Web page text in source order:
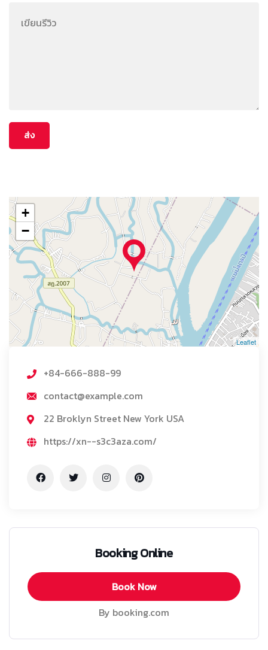
+
−
Leaflet
+84-666-888-99
contact@example.com
22 Broklyn Street New York USA
https://xn--s3c3aza.com/
Booking Online
Book Now
By booking.com